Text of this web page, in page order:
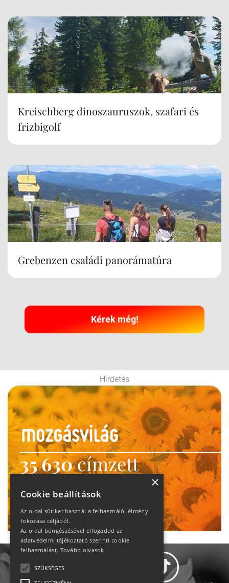
Kreischberg dinoszauruszok, szafari és
frizbigolf
Grebenzen családi panorámatúra
Kérek még!
Hirdetés
35 630címzett
heti motiváció
Ne maradj le!
×
Cookie beállítások
Az oldal sütiket használ a felhasználói élmény
fokozása céljából.
Az oldal böngészésével elfogadod az
adatvédelmi tájékoztató szerinti cookie
felhasználást. Tovább olvasok
SZÜKSÉGES